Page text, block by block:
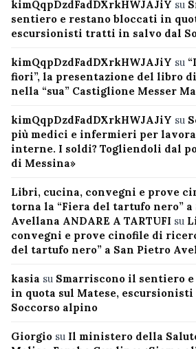
kimQqpDzdFadDXrkHWJAJiY su
sentiero e restano bloccati in
escursionisti tratti in salvo dal
kimQqpDzdFadDXrkHWJAJiY su
fiori”, la presentazione del libro
nella “sua” Castiglione Messer
kimQqpDzdFadDXrkHWJAJiY su
più medici e infermieri per
interne. I soldi? Togliendoli dal
di Messina»
Libri, cucina, convegni e prove
torna la “Fiera del tartufo nero” a
Avellana ANDARE A TARTUFI su
convegni e prove cinofile di
del tartufo nero” a San Pietro
kasia su Smarriscono il sentiero
in quota sul Matese,
Soccorso alpino
Giorgio su Il ministero della